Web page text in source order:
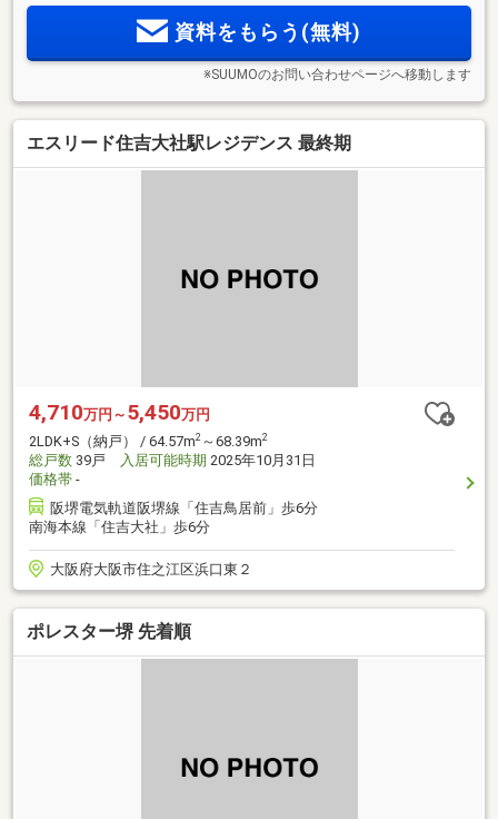
邸のプライベートレジデンス、専有面積50.92m2～
【資料請求受付中】資料をもらう(無料)
※SUUMOのお問い合わせページへ移動します
エスリード住吉大社駅レジデンス 最終期
4,710万円～ 5,450万円
2LDK+S（納戸） / 64.57m2 ～68.39m2
総戸数 39戸 入居可能時期 2025年10月31日
価格帯 -
阪堺電気軌道阪堺線「住吉鳥居前」歩6分
南海本線「住吉大社」歩6分
大阪府大阪市住之江区浜口東２
ポレスター堺 先着順